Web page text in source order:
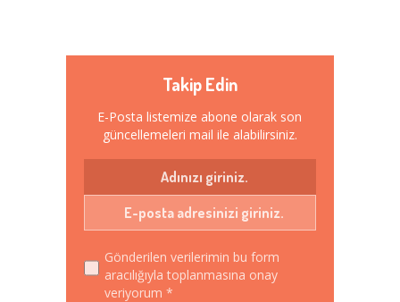
Takip Edin
E-Posta listemize abone olarak son
güncellemeleri mail ile alabilirsiniz.
Gönderilen verilerimin bu form
aracılığıyla toplanmasına onay
veriyorum *